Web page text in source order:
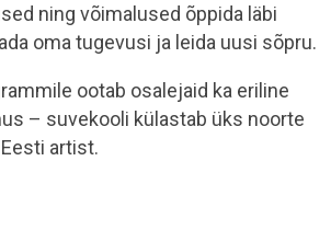
ning võimalused õppida läbi
oma tugevusi ja leida uusi sõpru.
ootab osalejaid ka eriline
– suvekooli külastab üks noorte
artist.